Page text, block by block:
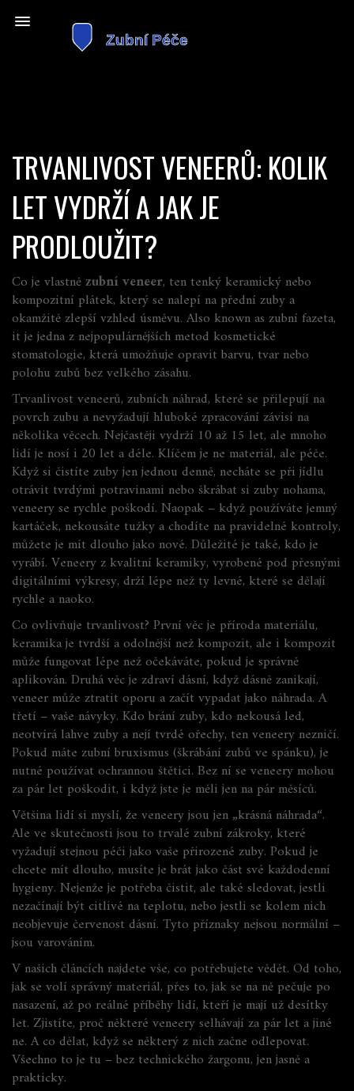
TRVANLIVOST VENEERŮ: KOLIK
LET VYDRŽÍ A JAK JE
PRODLOUŽIT?
Co je vlastnězubní veneer, ten tenký keramický nebo
kompozitní plátek, který se nalepí na přední zuby a
okamžitě zlepší vzhled úsměvu. Also known as zubní fazeta,
it je jedna z nejpopulárnějších metod kosmetické
stomatologie, která umožňuje opravit barvu, tvar nebo
polohu zubů bez velkého zásahu.
Trvanlivost veneerů, zubních náhrad, které se přilepují na
povrch zubu a nevyžadují hluboké zpracování závisí na
několika věcech. Nejčastěji vydrží 10 až 15 let, ale mnoho
lidí je nosí i 20 let a déle. Klíčem je ne materiál, ale péče.
Když si čistíte zuby jen jednou denně, necháte se při jídlu
otrávit tvrdými potravinami nebo škrábat si zuby nohama,
veneery se rychle poškodí. Naopak – když používáte jemný
kartáček, nekousáte tužky a chodíte na pravidelné kontroly,
můžete je mít dlouho jako nové. Důležité je také, kdo je
vyrábí. Veneery z kvalitní keramiky, vyrobené pod přesnými
digitálními výkresy, drží lépe než ty levné, které se dělají
rychle a naoko.
Co ovlivňuje trvanlivost? První věc je příroda materiálu,
keramika je tvrdší a odolnější než kompozit, ale i kompozit
může fungovat lépe než očekáváte, pokud je správně
aplikován. Druhá věc je zdraví dásní, když dásně zanikají,
veneer může ztratit oporu a začít vypadat jako náhrada. A
třetí – vaše návyky. Kdo brání zuby, kdo nekousá led,
neotvírá lahve zuby a nejí tvrdé ořechy, ten veneery nezničí.
Pokud máte zubní bruxismus (škrábání zubů ve spánku), je
nutné používat ochrannou štětici. Bez ní se veneery mohou
za pár let poškodit, i když jste je měli jen na pár měsíců.
Většina lidí si myslí, že veneery jsou jen „krásná náhrada“.
Ale ve skutečnosti jsou to trvalé zubní zákroky, které
vyžadují stejnou péči jako vaše přirozené zuby. Pokud je
chcete mít dlouho, musíte je brát jako část své každodenní
hygieny. Nejenže je potřeba čistit, ale také sledovat, jestli
nezačínají být citlivé na teplotu, nebo jestli se kolem nich
neobjevuje červenost dásní. Tyto příznaky nejsou normální –
jsou varováním.
V našich článcích najdete vše, co potřebujete vědět. Od toho,
jak se volí správný materiál, přes to, jak se na ně pečuje po
nasazení, až po reálné příběhy lidí, kteří je mají už desítky
let. Zjistíte, proč některé veneery selhávají za pár let a jiné
ne. A co dělat, když se některý z nich začne odlepovat.
Všechno to je tu – bez technického žargonu, jen jasně a
prakticky.